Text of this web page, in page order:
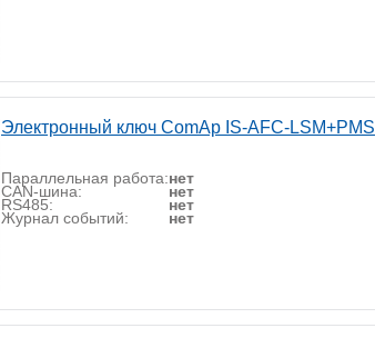
Электронный ключ ComAp IS-AFC-LSM+PMS
Параллельная работа:нет
CAN-шина: нет
RS485: нет
Журнал событий: нет